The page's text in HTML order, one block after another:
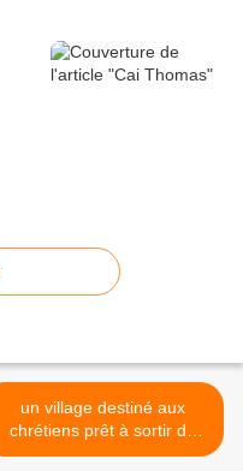
un village destiné aux
chrétiens prêt à sortir de
terre à L'Île-Bouchard >